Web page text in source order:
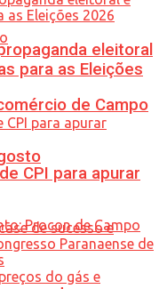
de Campo
eleitoral
para as Eleições
CPI para apurar